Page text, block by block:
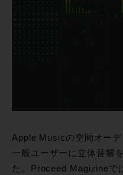
Apple Musicの空間オー
一般ユーザーに立体音響
た。Proceed Magizineで